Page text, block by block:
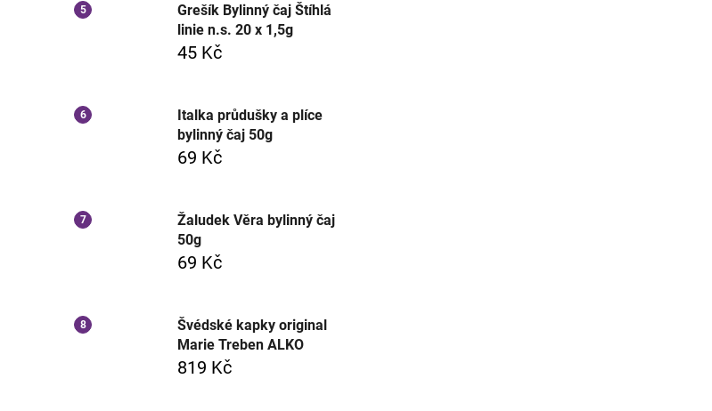
Grešík Bylinný čaj Štíhlá
linie n.s. 20 x 1,5g
45 Kč
Italka průdušky a plíce
bylinný čaj 50g
69 Kč
Žaludek Věra bylinný čaj
50g
69 Kč
Švédské kapky original
Marie Treben ALKO
819 Kč